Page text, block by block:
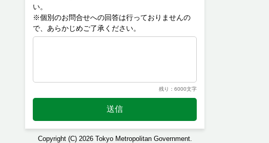
い。
※個別のお問合せへの回答は行っておりませんの
残り：6000文字
送信
Copyright (C) 2026 Tokyo Metropolitan Government.